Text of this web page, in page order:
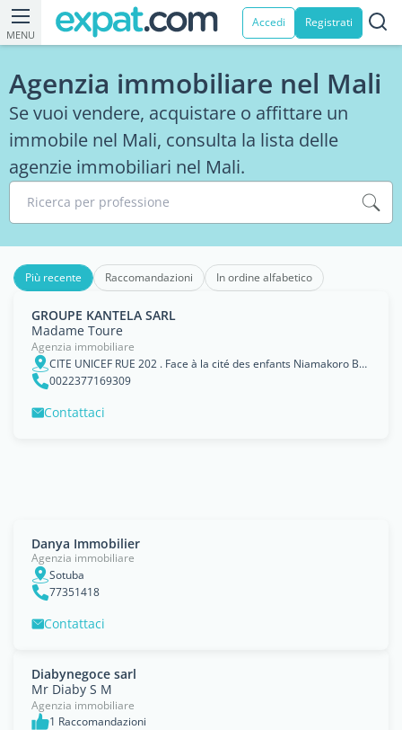
MENU
Accedi Registrati
Agenzia immobiliare nel Mali
Se vuoi vendere, acquistare o affittare un
immobile nel Mali, consulta la lista delle
agenzie immobiliari nel Mali.
Ricerca per professione
Più recente Raccomandazioni In ordine alfabetico
GROUPE KANTELA SARL
Madame Toure
Agenzia immobiliare
CITE UNICEF RUE 202 . Face à la cité des enfants Niamakoro Bamako , Mali
0022377169309
Contattaci
Danya Immobilier
Agenzia immobiliare
Sotuba
77351418
Contattaci
Diabynegoce sarl
Mr Diaby S M
Agenzia immobiliare
1 Raccomandazioni